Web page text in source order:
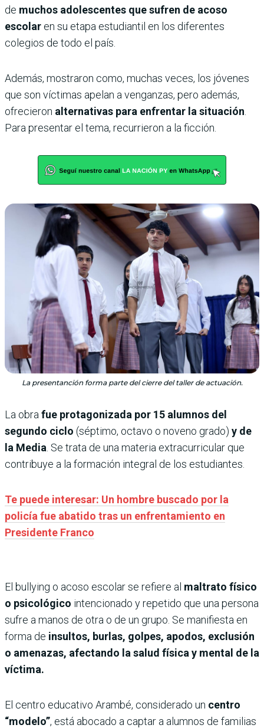
de muchos adolescentes que sufren de acoso
escolar en su etapa estudiantil en los diferentes
colegios de todo el país.
Además, mostraron como, muchas veces, los jóvenes
que son víctimas apelan a venganzas, pero además,
ofrecieron alternativas para enfrentar la situación
Para presentar el tema, recurrieron a la ficción.
La presentanción forma parte del cierre del taller de actuación.
La obra fue protagonizada por 15 alumnos del
segundo ciclo (séptimo, octavo o noveno grado) y de
la Media . Se trata de una materia extracurricular que
contribuye a la formación integral de los estudiantes.
Te puede interesar: Un hombre buscado por la
policía fue abatido tras un enfrentamiento en
Presidente Franco
El bullying o acoso escolar se refiere al maltrato físico
o psicológico intencionado y repetido que una persona
sufre a manos de otra o de un grupo. Se manifiesta en
forma de insultos, burlas, golpes, apodos, exclusión
o amenazas, afectando la salud física y mental de la
víctima.
El centro educativo Arambé, considerado un centro
“modelo”, está abocado a captar a alumnos de familias